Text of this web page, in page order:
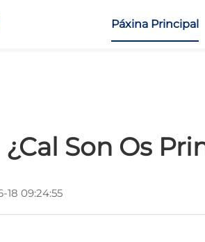
Páxina Principal
¿Cal Son Os
18 09:24:55